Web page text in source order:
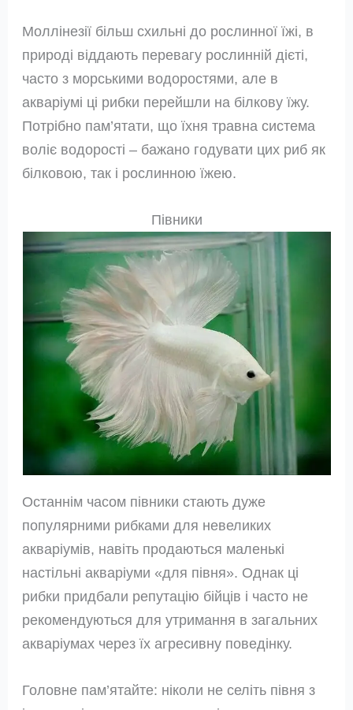
Моллінезії більш схильні до рослинної їжі, в
природі віддають перевагу рослинній дієті,
часто з морськими водоростями, але в
акваріумі ці рибки перейшли на білкову їжу.
Потрібно пам’ятати, що їхня травна система
воліє водорості – бажано годувати цих риб як
білковою, так і рослинною їжею.
Півники
Останнім часом півники стають дуже
популярними рибками для невеликих
акваріумів, навіть продаються маленькі
настільні акваріуми «для півня». Однак ці
рибки придбали репутацію бійців і часто не
рекомендуються для утримання в загальних
акваріумах через їх агресивну поведінку.
Головне пам’ятайте: ніколи не селіть півня з